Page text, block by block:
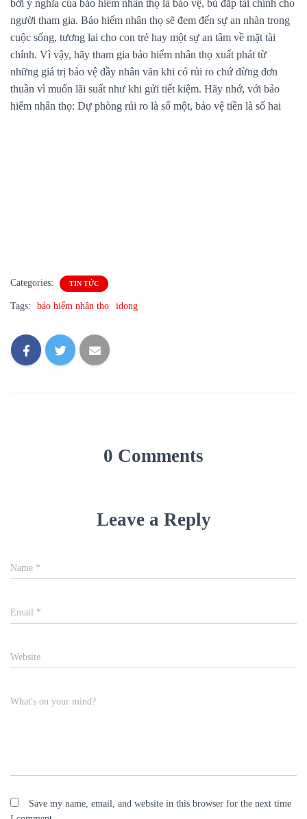
bởi ý nghĩa của bảo hiểm nhân thọ là bảo vệ, bù đắp tài chính cho
người tham gia. Bảo hiểm nhân thọ sẽ đem đến sự an nhàn trong
cuộc sống, tương lai cho con trẻ hay một sự an tâm về mặt tài
chính. Vì vậy, hãy tham gia bảo hiểm nhân thọ xuất phát từ
những giá trị bảo vệ đầy nhân văn khi có rủi ro chứ đừng đơn
thuần vì muốn lãi suất như khi gửi tiết kiệm. Hãy nhớ, với bảo
hiểm nhân thọ: Dự phòng rủi ro là số một, bảo vệ tiền là số hai
Categories: TIN TỨC
Tags: bảo hiểm nhân thọ idong
0 Comments
Leave a Reply
Name *
Email *
Website
What's on your mind?
Save my name, email, and website in this browser for the next time